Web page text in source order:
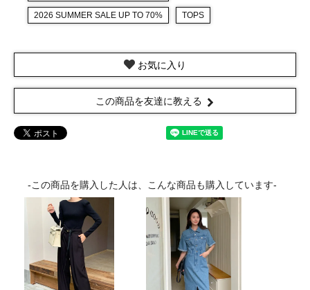
2026 SUMMER SALE UP TO 70% TOPS
お気に入り
この商品を友達に教える
-この商品を購入した人は、こんな商品も購入しています-